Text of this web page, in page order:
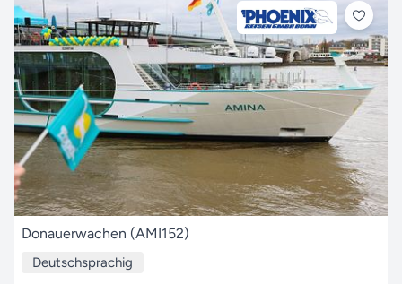
Donauerwachen (AMI152)
Deutschsprachig